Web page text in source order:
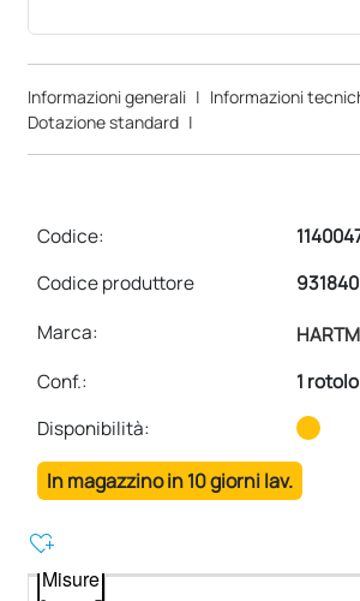
Informazioni generali | Informazioni
Dotazione standard |
Codice:
Codice produttore
931840
Marca:
Conf.:
1 rotolo
Disponibilità:
In magazzino in 10 giorni lav.
heart_plus
Misure